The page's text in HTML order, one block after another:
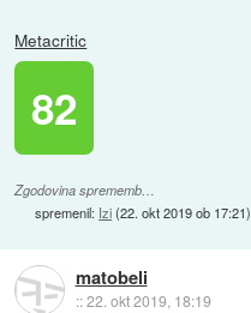
Metacritic
82
Zgodovina sprememb…
spremenil: Izi(22. okt 2019 ob 17:21)
matobeli
::22. okt 2019, 18:19